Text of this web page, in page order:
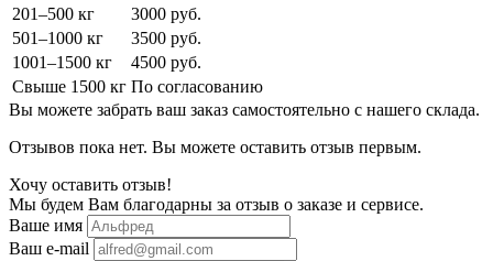
201–500 кг
3000 руб.
501–1000 кг
3500 руб.
1001–1500 кг
4500 руб.
Свыше 1500 кг По согласованию
Вы можете забрать ваш заказ самостоятельно с нашего склада.
Отзывов пока нет. Вы можете оставить отзыв первым.
Хочу оставить отзыв!
Мы будем Вам благодарны за отзыв о заказе и сервисе.
Ваше имя
Ваш e-mail